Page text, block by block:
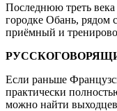
Последнюю треть
городке Обань,
приёмный и
Если раньше
практически
можно найти выходцев